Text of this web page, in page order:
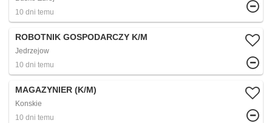
10 dni temu
ROBOTNIK GOSPODARCZY K/M
Jedrzejow
10 dni temu
MAGAZYNIER (K/M)
Konskie
10 dni temu